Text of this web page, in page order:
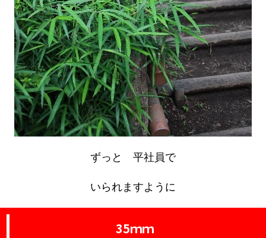
ずっと 平社員で
いられますように
35ｍｍ